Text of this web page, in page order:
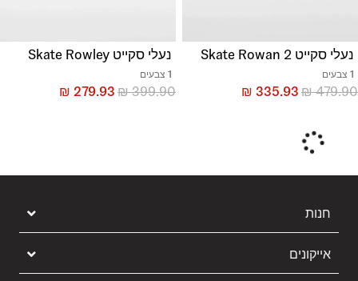
נעלי סקייט Skate Rowan 2
1 צבעים
₪479.90
₪ 335.93
נעלי סקייט Skate Rowley
1 צבעים
₪399.90
₪ 279.93
חנות
אייקונים